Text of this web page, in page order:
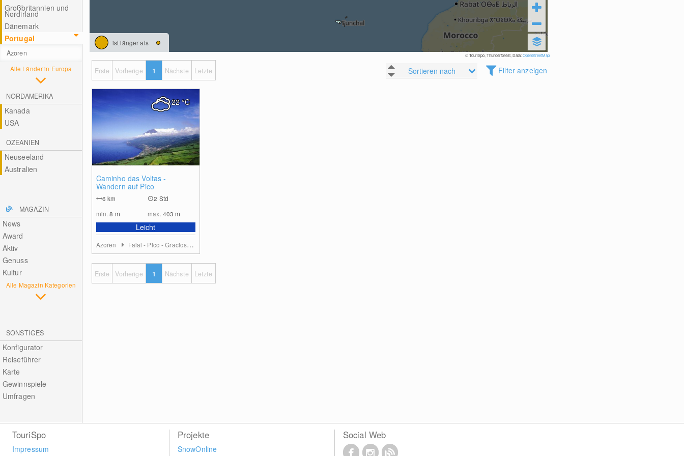
Großbritannien und
Nordirland
Dänemark
Alle Länder in Europa
Portugal
Azoren
NORDAMERIKA
Kanada
USA
OZEANIEN
Neuseeland
Australien
MAGAZIN
News
Award
Aktiv
Genuss
Kultur
Alle Magazin Kategorien
SONSTIGES
Konfigurator
Reiseführer
Karte
Gewinnspiele
Umfragen
ist länger als
© TouriSpo, Thunderforest, Data:OpenStreetMap
Sortieren nach Filter anzeigen
Erste Vorherige 1 Nächste Letzte
Caminho das Voltas -
Wandern auf Pico
6km
2 Std
min.8 m max. 403m
Leicht
22°C
Azoren Faial - Pico - Graciosa - São Jorge - Terceira
Erste Vorherige 1 Nächste Letzte
TouriSpo
Impressum
Projekte
SnowOnline
Social Web